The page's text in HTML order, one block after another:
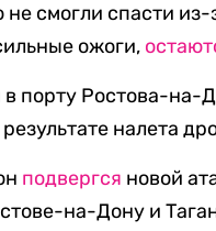
не смогли спасти
ожоги,
в порту Ростова-
налета
подвергся новой
на-Дону и